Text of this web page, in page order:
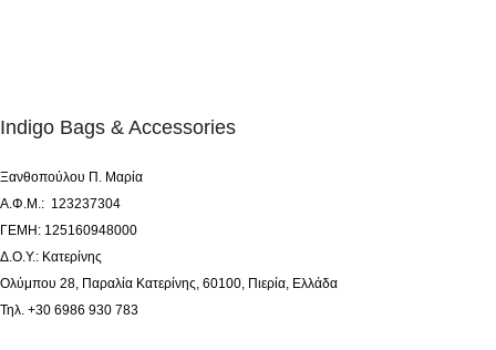
Indigo Bags & Accessories
Ξανθοπούλου Π. Μαρία
Α.Φ.Μ.: 123237304
ΓΕΜΗ: 125160948000
Δ.Ο.Υ.: Κατερίνης
Ολύμπου 28, Παραλία Κατερίνης, 60100, Πιερία, Ελλάδα
Τηλ. +30 6986 930 783